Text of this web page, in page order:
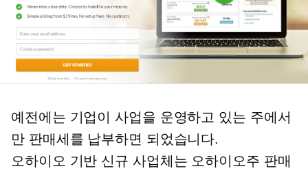
예전에는 기업이 사업을 운영하고 있는 주에서
만 판매세를 납부하면 되었습니다.
오하이오 기반 신규 사업체는 오하이오주 판매